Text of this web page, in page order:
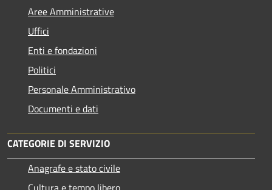
Aree Amministrative
Uffici
Enti e fondazioni
Politici
Personale Amministrativo
Documenti e dati
CATEGORIE DI SERVIZIO
Anagrafe e stato civile